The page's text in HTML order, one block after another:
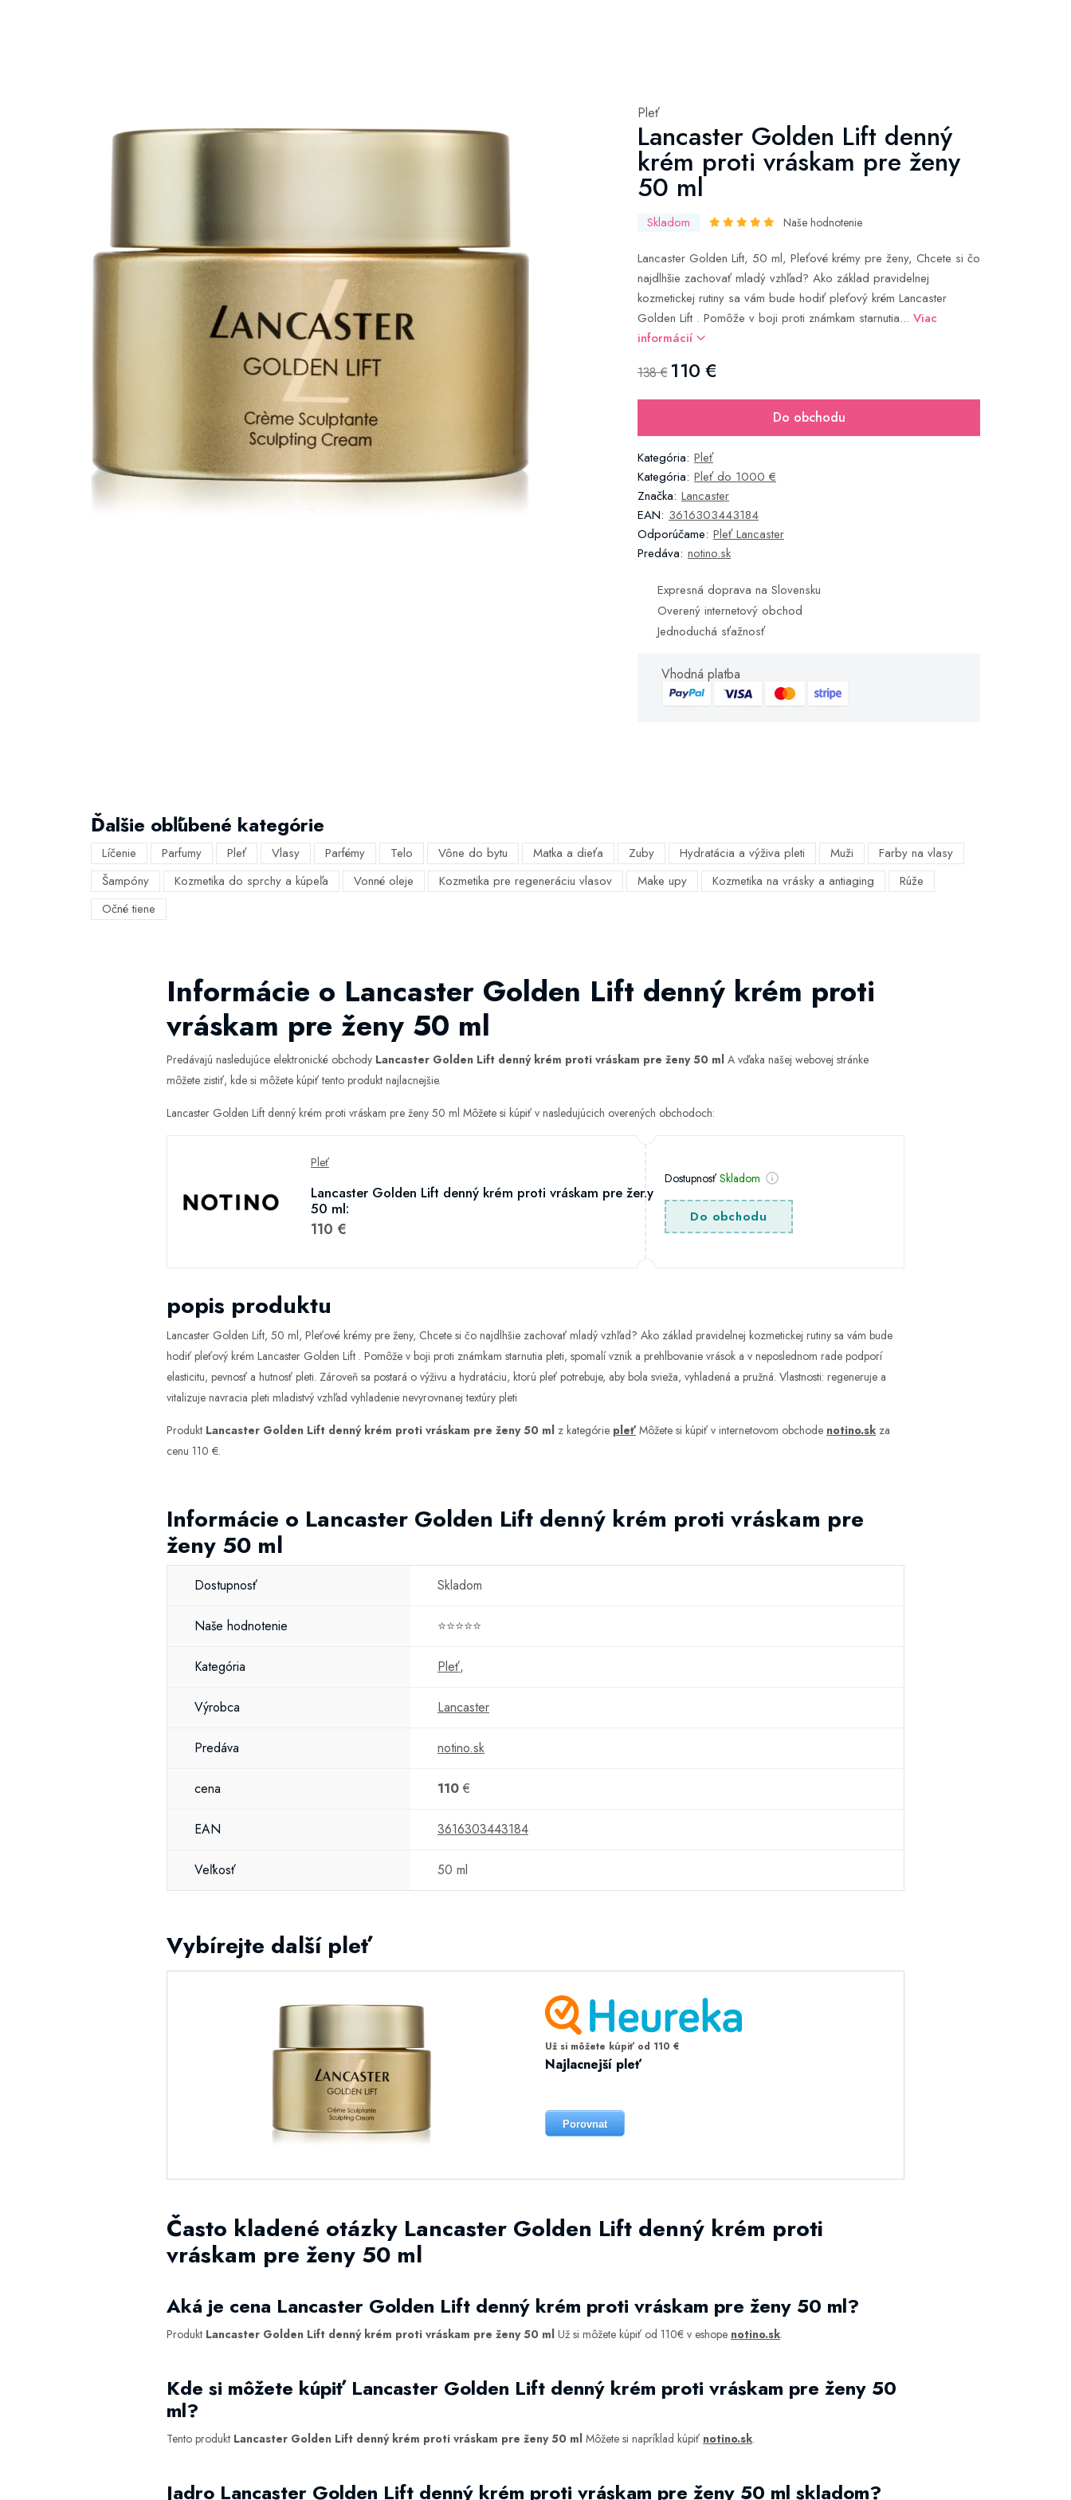
Pleť
Lancaster Golden Lift denný
krém proti vráskam pre ženy
50 ml
Skladom Naše hodnotenie
Lancaster Golden Lift, 50 ml, Pleťové krémy pre ženy, Chcete si čo
najdlhšie zachovať mladý vzhľad? Ako základ pravidelnej
kozmetickej rutiny sa vám bude hodiť pleťový krém Lancaster
Golden Lift . Pomôže v boji proti známkam starnutia... Viac
informácií
138 € 110 €
Do obchodu
Kategória: Pleť
Kategória: Pleť do 1000 €
Značka: Lancaster
EAN: 3616303443184
Odporúčame: Pleť Lancaster
Predáva: notino.sk
Expresná doprava na Slovensku
Overený internetový obchod
Jednoduchá sťažnosť
Vhodná platba
Ďalšie obľúbené kategórie
Líčenie Parfumy Pleť Vlasy Parfémy Telo Vône do bytu Matka a dieťa Zuby Hydratácia a výživa pleti Muži
Farby na vlasy
Šampóny
Kozmetika do sprchy a kúpeľa Vonné oleje Kozmetika pre regeneráciu vlasov Make upy Kozmetika na vrásky a antiaging
Rúže
Očné tiene
Informácie o Lancaster Golden Lift denný krém proti
vráskam pre ženy 50 ml
Predávajú nasledujúce elektronické obchody Lancaster Golden Lift denný krém proti vráskam pre ženy 50 ml A vďaka našej webovej stránke
môžete zistiť, kde si môžete kúpiť tento produkt najlacnejšie.
Lancaster Golden Lift denný krém proti vráskam pre ženy 50 ml Môžete si kúpiť v nasledujúcich overených obchodoch:
Pleť
Lancaster Golden Lift denný krém proti vráskam pre ženy
50 ml:
110 €
DostupnosťSkladom
Do obchodu
popis produktu
Lancaster Golden Lift, 50 ml, Pleťové krémy pre ženy, Chcete si čo najdlhšie zachovať mladý vzhľad? Ako základ pravidelnej kozmetickej rutiny sa vám bude
hodiť pleťový krém Lancaster Golden Lift . Pomôže v boji proti známkam starnutia pleti, spomalí vznik a prehlbovanie vrások a v neposlednom rade podporí
elasticitu, pevnosť a hutnosť pleti. Zároveň sa postará o výživu a hydratáciu, ktorú pleť potrebuje, aby bola svieža, vyhladená a pružná. Vlastnosti: regeneruje a
vitalizuje navracia pleti mladistvý vzhľad vyhladenie nevyrovnanej textúry pleti
Produkt Lancaster Golden Lift denný krém proti vráskam pre ženy 50 ml z kategórie pleťMôžete si kúpiť v internetovom obchode notino.sk za
cenu 110 €.
Informácie o Lancaster Golden Lift denný krém proti vráskam pre
ženy 50 ml
Dostupnosť Skladom
Naše hodnotenie ⭐⭐⭐⭐⭐
Kategória Pleť,
Výrobca Lancaster
Predáva notino.sk
cena 110 €
EAN 3616303443184
Veľkosť 50 ml
Vybírejte další pleť
Už si môžete kúpiť od 110 €
Najlacnejší pleť
Porovnat
Často kladené otázky Lancaster Golden Lift denný krém proti
vráskam pre ženy 50 ml
Aká je cena Lancaster Golden Lift denný krém proti vráskam pre ženy 50 ml?
Produkt Lancaster Golden Lift denný krém proti vráskam pre ženy 50 ml Už si môžete kúpiť od 110€ v eshope notino.sk.
Kde si môžete kúpiť Lancaster Golden Lift denný krém proti vráskam pre ženy 50
ml?
Tento produkt Lancaster Golden Lift denný krém proti vráskam pre ženy 50 ml Môžete si napríklad kúpiť notino.sk.
Jadro Lancaster Golden Lift denný krém proti vráskam pre ženy 50 ml skladom?